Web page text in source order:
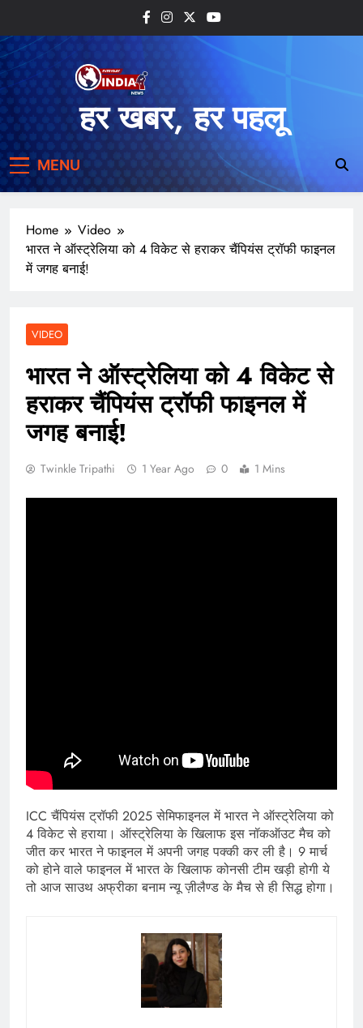
content
हर खबर, हर पहलू
MENU
Home
Video
भारत ने ऑस्ट्रेलिया को 4 विकेट से हराकर चैंपियंस ट्रॉफी फाइनल
में जगह बनाई!
VIDEO
भारत ने ऑस्ट्रेलिया को 4 विकेट से
हराकर चैंपियंस ट्रॉफी फाइनल में
जगह बनाई!
Twinkle Tripathi 1 Year Ago 0 1 Mins
ICC चैंपियंस ट्रॉफी 2025 सेमिफाइनल में भारत ने ऑस्ट्रेलिया को
4 विकेट से हराया। ऑस्ट्रेलिया के खिलाफ इस नॉकऑउट मैच को
जीत कर भारत ने फाइनल में अपनी जगह पक्की कर ली है। 9 मार्च
को होने वाले फाइनल में भारत के खिलाफ कोनसी टीम खड़ी होगी ये
तो आज साउथ अफ्रीका बनाम न्यू ज़ीलैण्ड के मैच से ही सिद्ध होगा।